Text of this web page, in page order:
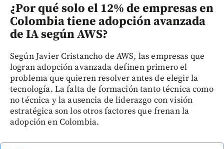
¿Por qué solo el 12% de empresas en
Colombia tiene adopción avanzada
de IA según AWS?
Según Javier Cristancho de AWS, las empresas que
logran adopción avanzada definen primero el
problema que quieren resolver antes de elegir la
tecnología. La falta de formación tanto técnica como
no técnica y la ausencia de liderazgo con visión
estratégica son los otros factores que frenan la
adopción en Colombia.